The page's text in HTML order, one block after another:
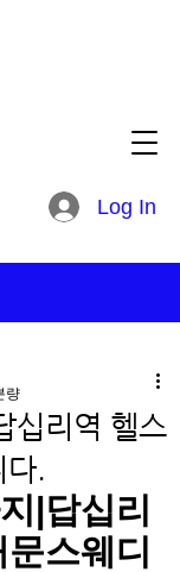
Log In
십리역 헬스
다.
량
|답십리
스웨디